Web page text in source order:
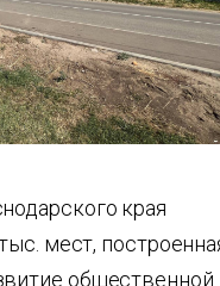
края
мест,
общественной